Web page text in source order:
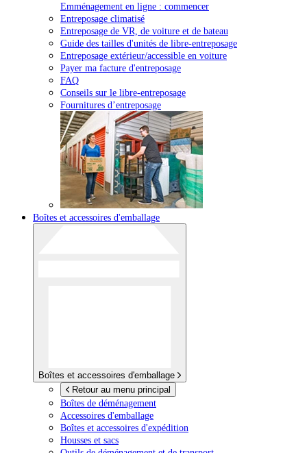
Emménagement en ligne : commencer
Entreposage climatisé
Entreposage de VR, de voiture et de bateau
Guide des tailles d'unités de libre-entreposage
Entreposage extérieur/accessible en voiture
Payer ma facture d'entreposage
FAQ
Conseils sur le libre-entreposage
Fournitures d’entreposage
Boîtes et accessoires d'emballage
Boîtes et accessoires d'emballage
Retour au menu principal
Boîtes de déménagement
Accessoires d'emballage
Boîtes et accessoires d'expédition
Housses et sacs